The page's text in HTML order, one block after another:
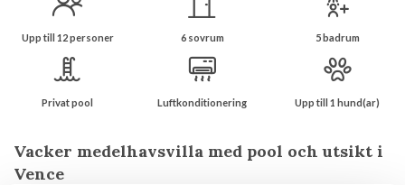
Upp till 12 personer 6 sovrum 5 badrum
Privat pool Luftkonditionering Upp till 1 hund(ar)
Vacker medelhavsvilla med pool och utsikt i
Vence